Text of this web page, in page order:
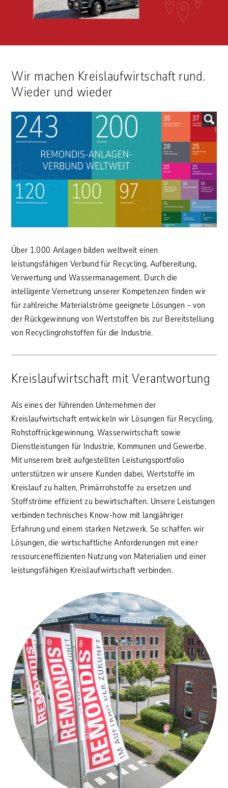
Wir machen Kreislaufwirtschaft rund.
Wieder und wieder
Über 1.000 Anlagen bilden weltweit einen
leistungsfähigen Verbund für Recycling, Aufbereitung,
Verwertung und Wassermanagement. Durch die
intelligente Vernetzung unserer Kompetenzen finden wir
für zahlreiche Materialströme geeignete Lösungen – von
der Rückgewinnung von Wertstoffen bis zur Bereitstellung
von Recyclingrohstoffen für die Industrie.
Kreislaufwirtschaft mit Verantwortung
Als eines der führenden Unternehmen der
Kreislaufwirtschaft entwickeln wir Lösungen für Recycling,
Rohstoffrückgewinnung, Wasserwirtschaft sowie
Dienstleistungen für Industrie, Kommunen und Gewerbe.
Mit unserem breit aufgestellten Leistungsportfolio
unterstützen wir unsere Kunden dabei, Wertstoffe im
Kreislauf zu halten, Primärrohstoffe zu ersetzen und
Stoffströme effizient zu bewirtschaften. Unsere Leistungen
verbinden technisches Know-how mit langjähriger
Erfahrung und einem starken Netzwerk. So schaffen wir
Lösungen, die wirtschaftliche Anforderungen mit einer
ressourceneffizienten Nutzung von Materialien und einer
leistungsfähigen Kreislaufwirtschaft verbinden.